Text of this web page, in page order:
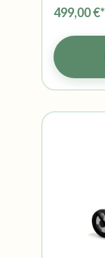
499,00 €*